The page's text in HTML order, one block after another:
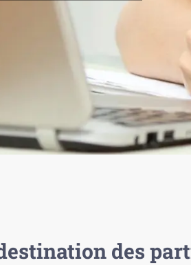
des